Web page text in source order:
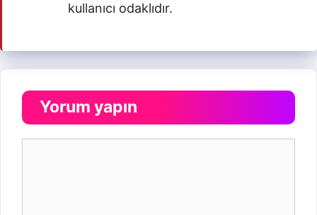
kullanıcı odaklıdır.
Yorum yapın